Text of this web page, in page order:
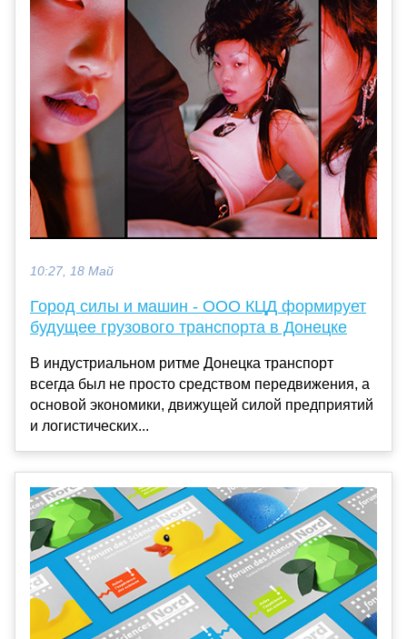
10:27, 18 Май
Город силы и машин - ООО КЦД формирует
будущее грузового транспорта в Донецке
В индустриальном ритме Донецка транспорт
всегда был не просто средством передвижения, а
основой экономики, движущей силой предприятий
и логистических...